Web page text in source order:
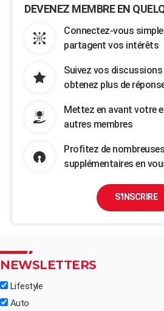
DEVENEZ MEMBRE EN
Connectez-vous
partagent vos intérêts
Suivez vos
obtenez plus de
Mettez en avant votre
autres membres
Profitez de
supplémentaires en
S'INSCRIRE
NEWSLETTERS
Lifestyle
Auto